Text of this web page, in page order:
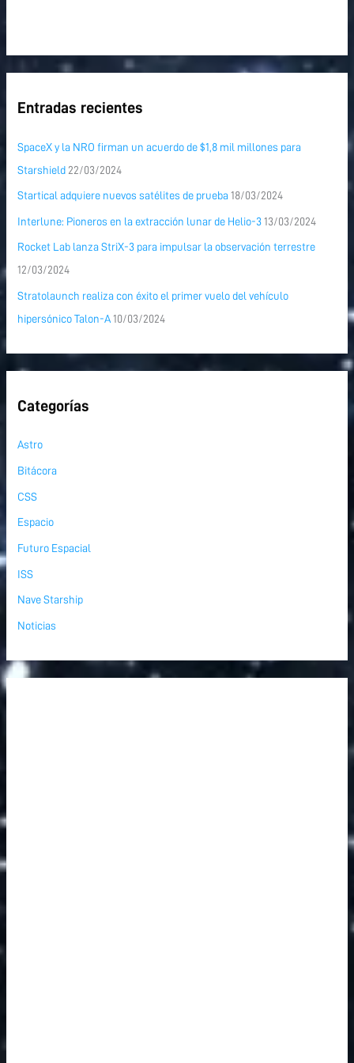
Entradas recientes
SpaceX y la NRO firman un acuerdo de $1,8 mil millones para
Starshield 22/03/2024
Startical adquiere nuevos satélites de prueba 18/03/2024
Interlune: Pioneros en la extracción lunar de Helio-3 13/03/2024
Rocket Lab lanza StriX-3 para impulsar la observación terrestre
12/03/2024
Stratolaunch realiza con éxito el primer vuelo del vehículo
hipersónico Talon-A 10/03/2024
Categorías
Astro
Bitácora
CSS
Espacio
Futuro Espacial
ISS
Nave Starship
Noticias